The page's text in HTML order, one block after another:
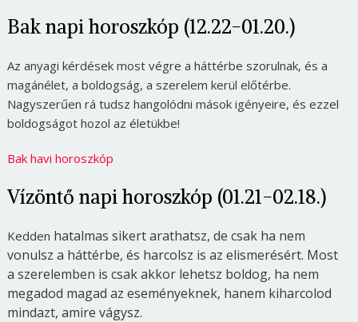
Bak napi horoszkóp (12.22-01.20.)
Az anyagi kérdések most végre a háttérbe szorulnak, és a
magánélet, a boldogság, a szerelem kerül előtérbe.
Nagyszerűen rá tudsz hangolódni mások igényeire, és ezzel
boldogságot hozol az életükbe!
Bak havi horoszkóp
Vízöntő napi horoszkóp (01.21-02.18.)
Kedden hatalmas sikert arathatsz, de csak ha nem
vonulsz a háttérbe, és harcolsz is az elismerésért. Most
a szerelemben is csak akkor lehetsz boldog, ha nem
megadod magad az eseményeknek, hanem kiharcolod
mindazt, amire vágysz.